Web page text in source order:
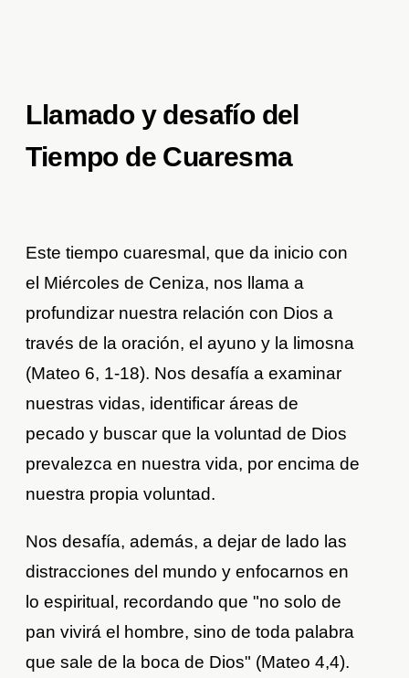
Llamado y desafío del
Tiempo de Cuaresma
Este tiempo cuaresmal, que da inicio con
el Miércoles de Ceniza, nos llama a
profundizar nuestra relación con Dios a
través de la oración, el ayuno y la limosna
(Mateo 6, 1-18). Nos desafía a examinar
nuestras vidas, identificar áreas de
pecado y buscar que la voluntad de Dios
prevalezca en nuestra vida, por encima de
nuestra propia voluntad.
Nos desafía, además, a dejar de lado las
distracciones del mundo y enfocarnos en
lo espiritual, recordando que "no solo de
pan vivirá el hombre, sino de toda palabra
que sale de la boca de Dios" (Mateo 4,4).